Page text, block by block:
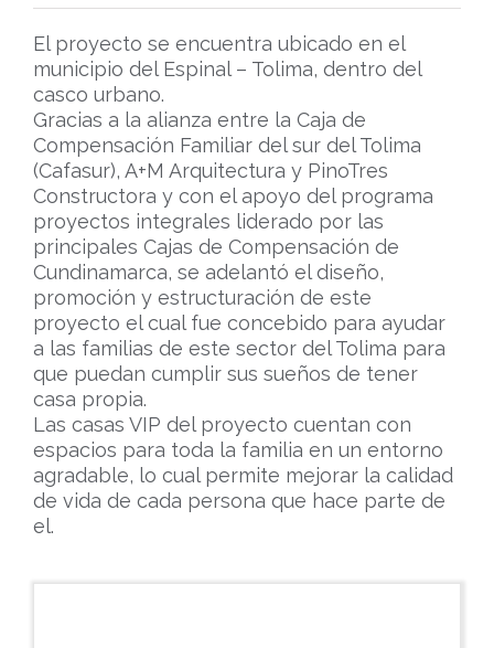
El proyecto se encuentra ubicado en el
municipio del Espinal – Tolima, dentro del
casco urbano.
Gracias a la alianza entre la Caja de
Compensación Familiar del sur del Tolima
(Cafasur), A+M Arquitectura y PinoTres
Constructora y con el apoyo del programa
proyectos integrales liderado por las
principales Cajas de Compensación de
Cundinamarca, se adelantó el diseño,
promoción y estructuración de este
proyecto el cual fue concebido para ayudar
a las familias de este sector del Tolima para
que puedan cumplir sus sueños de tener
casa propia.
Las casas VIP del proyecto cuentan con
espacios para toda la familia en un entorno
agradable, lo cual permite mejorar la calidad
de vida de cada persona que hace parte de
el.